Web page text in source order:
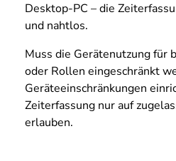
Desktop-PC – die
und nahtlos.
Muss die Gerätenutzung für
oder Rollen eingeschränkt
Geräteeinschränkungen
Zeiterfassung nur auf
erlauben.